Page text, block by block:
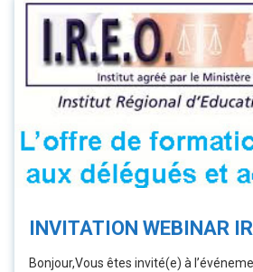
INVITATION WEBINAR
Bonjour,Vous êtes invité(e) à